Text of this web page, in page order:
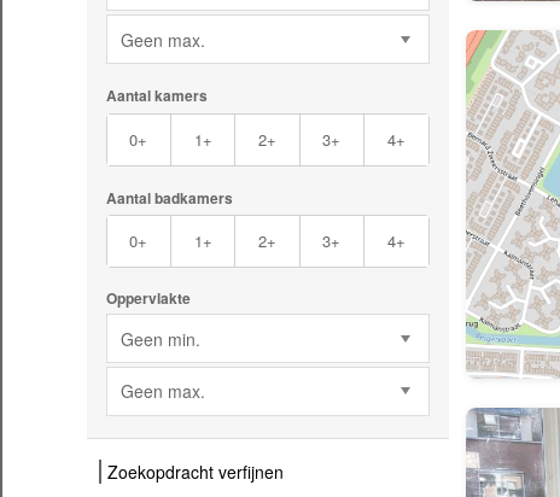
Geen max.
Aantal kamers
0+ 1+ 2+ 3+ 4+
Aantal badkamers
0+ 1+ 2+ 3+ 4+
Oppervlakte
Geen min.
Geen max.
Zoekopdracht verfijnen